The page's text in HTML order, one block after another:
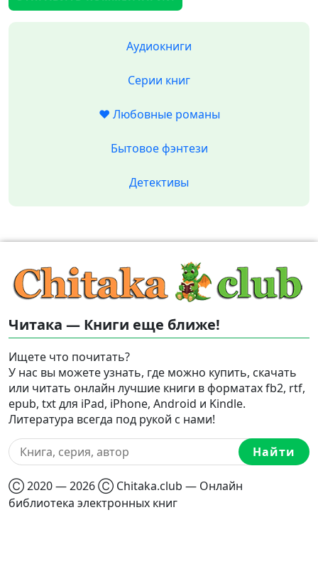
Аудиокниги
Серии книг
❤️ Любовные романы
Бытовое фэнтези
Детективы
Читака — Книги еще ближе!
Ищете что почитать?
У нас вы можете узнать, где можно купить, скачать
или читать онлайн лучшие книги в форматах fb2, rtf,
epub, txt для iPad, iPhone, Android и Kindle.
Литература всегда под рукой с нами!
Найти
Ⓒ 2020 — 2026 Ⓒ Chitaka.club — Онлайн
библиотека электронных книг